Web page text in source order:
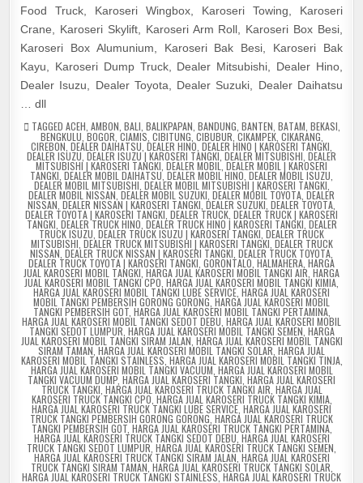
Food Truck, Karoseri Wingbox, Karoseri Towing, Karoseri
Crane, Karoseri Skylift, Karoseri Arm Roll, Karoseri Box Besi,
Karoseri Box Alumunium, Karoseri Bak Besi, Karoseri Bak
Kayu, Karoseri Dump Truck, Dealer Mitsubishi, Dealer Hino,
Dealer Isuzu, Dealer Toyota, Dealer Suzuki, Dealer Daihatsu
… dll
TAGGED ACEH, AMBON, BALI, BALIKPAPAN, BANDUNG, BANTEN, BATAM, BEKASI,
BENGKULU, BOGOR, CIAMIS, CIBITUNG, CIBUBUR, CIKAMPEK, CIKARANG,
CIREBON, DEALER DAIHATSU, DEALER HINO, DEALER HINO | KAROSERI TANGKI,
DEALER ISUZU, DEALER ISUZU | KAROSERI TANGKI, DEALER MITSUBISHI, DEALER
MITSUBISHI | KAROSERI TANGKI, DEALER MOBIL, DEALER MOBIL | KAROSERI
TANGKI, DEALER MOBIL DAIHATSU, DEALER MOBIL HINO, DEALER MOBIL ISUZU,
DEALER MOBIL MITSUBISHI, DEALER MOBIL MITSUBISHI | KAROSERI TANGKI,
DEALER MOBIL NISSAN, DEALER MOBIL SUZUKI, DEALER MOBIL TOYOTA, DEALER
NISSAN, DEALER NISSAN | KAROSERI TANGKI, DEALER SUZUKI, DEALER TOYOTA,
DEALER TOYOTA | KAROSERI TANGKI, DEALER TRUCK, DEALER TRUCK | KAROSERI
TANGKI, DEALER TRUCK HINO, DEALER TRUCK HINO | KAROSERI TANGKI, DEALER
TRUCK ISUZU, DEALER TRUCK ISUZU | KAROSERI TANGKI, DEALER TRUCK
MITSUBISHI, DEALER TRUCK MITSUBISHI | KAROSERI TANGKI, DEALER TRUCK
NISSAN, DEALER TRUCK NISSAN | KAROSERI TANGKI, DEALER TRUCK TOYOTA,
DEALER TRUCK TOYOTA | KAROSERI TANGKI, GORONTALO, HALMAHERA, HARGA
JUAL KAROSERI MOBIL TANGKI, HARGA JUAL KAROSERI MOBIL TANGKI AIR, HARGA
JUAL KAROSERI MOBIL TANGKI CPO, HARGA JUAL KAROSERI MOBIL TANGKI KIMIA,
HARGA JUAL KAROSERI MOBIL TANGKI LUBE SERVICE, HARGA JUAL KAROSERI
MOBIL TANGKI PEMBERSIH GORONG GORONG, HARGA JUAL KAROSERI MOBIL
TANGKI PEMBERSIH GOT, HARGA JUAL KAROSERI MOBIL TANGKI PERTAMINA,
HARGA JUAL KAROSERI MOBIL TANGKI SEDOT DEBU, HARGA JUAL KAROSERI MOBIL
TANGKI SEDOT LUMPUR, HARGA JUAL KAROSERI MOBIL TANGKI SEMEN, HARGA
JUAL KAROSERI MOBIL TANGKI SIRAM JALAN, HARGA JUAL KAROSERI MOBIL TANGKI
SIRAM TAMAN, HARGA JUAL KAROSERI MOBIL TANGKI SOLAR, HARGA JUAL
KAROSERI MOBIL TANGKI STAINLESS, HARGA JUAL KAROSERI MOBIL TANGKI TINJA,
HARGA JUAL KAROSERI MOBIL TANGKI VACUUM, HARGA JUAL KAROSERI MOBIL
TANGKI VACUUM DUMP, HARGA JUAL KAROSERI TANGKI, HARGA JUAL KAROSERI
TRUCK TANGKI, HARGA JUAL KAROSERI TRUCK TANGKI AIR, HARGA JUAL
KAROSERI TRUCK TANGKI CPO, HARGA JUAL KAROSERI TRUCK TANGKI KIMIA,
HARGA JUAL KAROSERI TRUCK TANGKI LUBE SERVICE, HARGA JUAL KAROSERI
TRUCK TANGKI PEMBERSIH GORONG GORONG, HARGA JUAL KAROSERI TRUCK
TANGKI PEMBERSIH GOT, HARGA JUAL KAROSERI TRUCK TANGKI PERTAMINA,
HARGA JUAL KAROSERI TRUCK TANGKI SEDOT DEBU, HARGA JUAL KAROSERI
TRUCK TANGKI SEDOT LUMPUR, HARGA JUAL KAROSERI TRUCK TANGKI SEMEN,
HARGA JUAL KAROSERI TRUCK TANGKI SIRAM JALAN, HARGA JUAL KAROSERI
TRUCK TANGKI SIRAM TAMAN, HARGA JUAL KAROSERI TRUCK TANGKI SOLAR,
HARGA JUAL KAROSERI TRUCK TANGKI STAINLESS, HARGA JUAL KAROSERI TRUCK